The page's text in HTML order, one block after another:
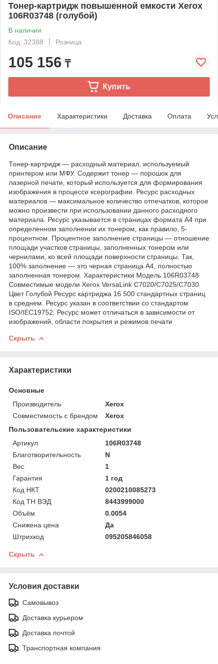
Тонер-картридж повышенной емкости Xerox
106R03748 (голубой)
В наличии
Код: 32388
Розница
105 156 ₸
Купить
Описание Характеристики Доставка Оплата
Описание
Тонер-картридж — расходный материал, используемый
принтером или МФУ. Содержит тонер — порошок для
лазерной печати, который используется для формирования
изображения в процессе ксерографии. Ресурс расходных
материалов — максимальное количество отпечатков, которое
можно произвести при использовании данного расходного
материала. Ресурс указывается в страницах формата А4 при
определенном заполнении их тонером, как правило, 5-
процентном. Процентное заполнение страницы — отношение
площади участков страницы, заполненных тонером или
чернилами, ко всей площади поверхности страницы. Так,
100% заполнение — это черная страница А4, полностью
заполненная тонером. Характеристики Модель 106R03748
Совместимые модели Xerox VersaLink C7020/C7025/C7030
Цвет Голубой Ресурс картриджа 16 500 стандартных страниц
в среднем. Ресурс указан в соответствии со стандартом
ISO/IEC19752. Ресурс может отличаться в зависимости от
изображений, области покрытия и режимов печати
Скрыть
Характеристики
Основные
Производитель
Xerox
Совместимость с брендом
Xerox
Пользовательские характеристики
Артикул
106R03748
Благотворительность
N
Вес
1
Гарантия
1 год
Код НКТ
0200210085273
Код ТН ВЭД
8443999000
Объём
0.0054
Снижена цена
Да
Штрихкод
095205846058
Скрыть
Условия доставки
Самовывоз
Доставка курьером
Доставка почтой
Транспортная компания